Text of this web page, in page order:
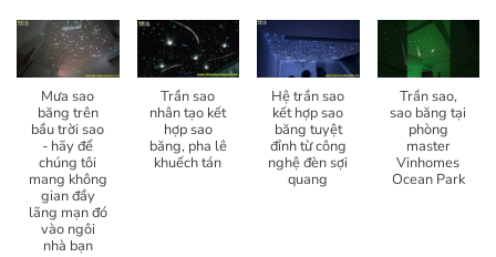
Mưa sao
băng trên
bầu trời sao
- hãy để
chúng tôi
mang không
gian đầy
lãng mạn đó
vào ngôi
nhà bạn
Trần sao
nhân tạo kết
hợp sao
băng, pha lê
khuếch tán
Hệ trần sao
kết hợp sao
băng tuyệt
đỉnh từ công
nghệ đèn sợi
quang
Trần sao,
sao băng tại
phòng
master
Vinhomes
Ocean Park